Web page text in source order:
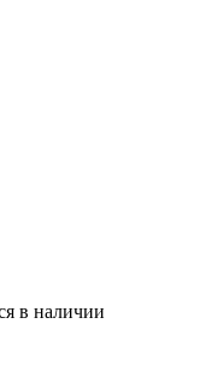
в наличии